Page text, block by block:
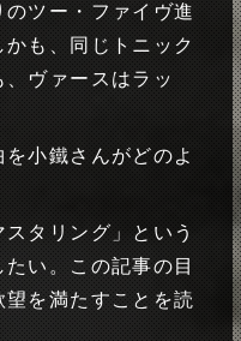
ツー・ファイヴ進
も、同じトニック
ヴァースはラッ
小鐵さんがどのよ
タリング」という
い。この記事の目
を満たすことを読